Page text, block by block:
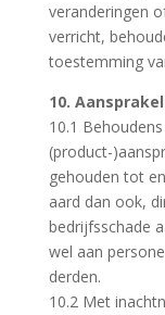
veranderingen
verricht,
toestemming
10.
10.1
(product-
gehouden tot
aard dan ook,
bedrijfsschade
wel aan
derden.
10.2 Met